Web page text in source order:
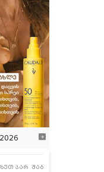
ხუთ პარ შაბ